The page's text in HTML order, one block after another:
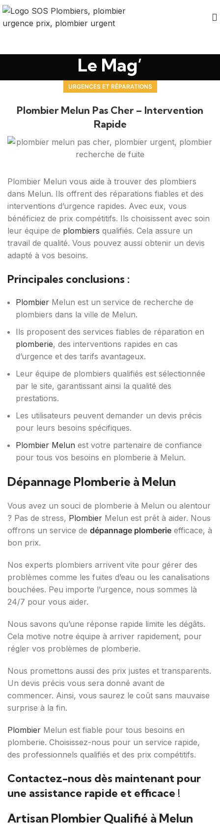
Le Mag’
URGENCES ET RÉPARATIONS
Plombier Melun Pas Cher – Intervention
Rapide
Plombier Melun vous aide à trouver des plombiers
dans Melun. Ils offrent des réparations fiables et des
interventions d’urgence rapides. Avec eux, vous
bénéficiez de prix compétitifs. Ils choisissent avec soin
leur équipe de plombiers qualifiés. Cela assure un
travail de qualité. Vous pouvez aussi obtenir un devis
adapté à vos besoins.
Principales conclusions :
Plombier Melun est un service de recherche de
plombiers dans la ville de Melun.
Ils proposent des services fiables de réparation en
plomberie, des interventions rapides en cas
d’urgence et des tarifs avantageux.
Leur équipe de plombiers qualifiés est sélectionnée
par le site, garantissant ainsi la qualité des
prestations.
Les utilisateurs peuvent demander un devis précis
pour leurs besoins spécifiques.
Plombier Melun est votre partenaire de confiance
pour tous vos besoins en plomberie à Melun.
Dépannage Plomberie à Melun
Vous avez un souci de plomberie à Melun ou alentour
? Pas de stress, Plombier Melun est prêt à aider. Nous
offrons un service de dépannage plomberie efficace, à
bon prix.
Nos experts plombiers arrivent vite pour gérer des
problèmes comme les fuites d’eau ou les canalisations
bouchées. Peu importe l’urgence, nous sommes là
24/7 pour vous aider.
Nous savons qu’une réponse rapide limite les dégâts.
Cela motive notre équipe à arriver rapidement, pour
régler vos problèmes de plomberie.
Nous promettons aussi des prix justes et transparents.
Un devis précis vous sera donné avant de
commencer. Ainsi, vous saurez le coût sans mauvaise
surprise à la fin.
Plombier Melun est fiable pour tous besoins en
plomberie. Choisissez-nous pour un service rapide,
des professionnels qualifiés et des prix compétitifs.
Contactez-nous dès maintenant pour
une assistance rapide et efficace !
Artisan Plombier Qualifié à Melun